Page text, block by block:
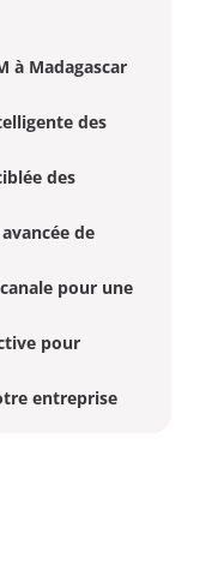
à Madagascar
des
des
de
pour une
pour
entreprise